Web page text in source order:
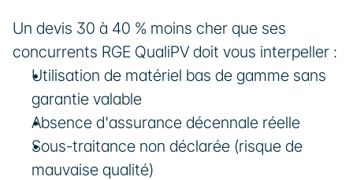
Un devis 30 à 40 % moins cher que ses
concurrents RGE QualiPV doit vous interpeller :
Utilisation de matériel bas de gamme sans
garantie valable
Absence d'assurance décennale réelle
Sous-traitance non déclarée (risque de
mauvaise qualité)